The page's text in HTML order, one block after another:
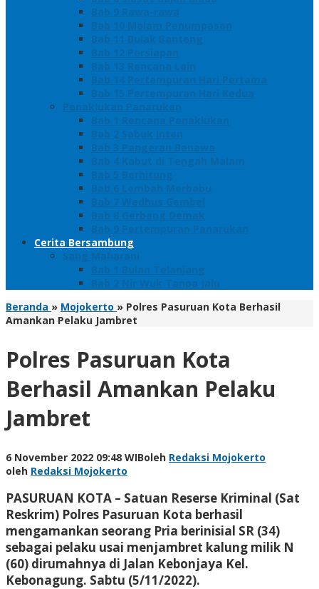
Bab 9 Rawa-rawa
Bab 10 Malam Penumpasan
Bab 11 Bulak Banteng
Bab 12 Persiapan
Bab 13 Rencana Lain
Bab 14 Pertempuran Hari Pertama
Bab 15 Pertempuran Hari Kedua
Penaklukan Panarukan
Bab 1 Rencana Penaklukan
Bab 2 Sabuk Inten
Bab 3 Pangeran Benawa
Bab 4 Kabut di Tengah Malam
Bab 5 Berhitung
Bab 6 Lembah Merbabu
Bab 7 Wedhus Gembel
Bab 8 Gerbang Demak
Bab 9 Pertempuran Panarukan
Cerita Bersambung
Sang Maharani
Bab 1 Bulan Telanjang
Bab 2 Nir Wuk Tanpa Jalu
Beranda » Mojokerto » Polres Pasuruan Kota Berhasil
Amankan Pelaku Jambret
Polres Pasuruan Kota
Berhasil Amankan Pelaku
Jambret
6 November 2022 09:48 WIBoleh Redaksi Mojokerto
oleh Redaksi Mojokerto
PASURUAN KOTA – Satuan Reserse Kriminal (Sat
Reskrim) Polres Pasuruan Kota berhasil
mengamankan seorang Pria berinisial SR (34)
sebagai pelaku usai menjambret kalung milik N
(60) dirumahnya di Jalan Kebonjaya Kel.
Kebonagung. Sabtu (5/11/2022).